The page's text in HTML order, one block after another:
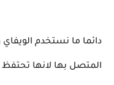
دائما ما نستخدم
المتصل بها لانها